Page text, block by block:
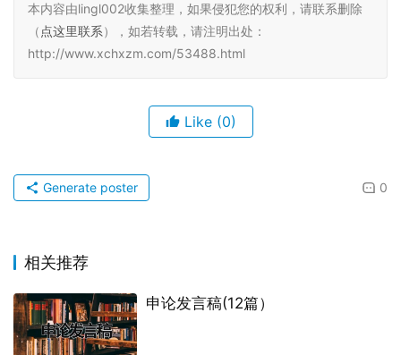
本内容由lingl002收集整理，如果侵犯您的权利，请联系删除
（ 点这里联系），如若转载，请注明出处：
http://www.xchxzm.com/53488.html
Like (0)
0
Generate poster
相关推荐
申论发言稿(12篇）